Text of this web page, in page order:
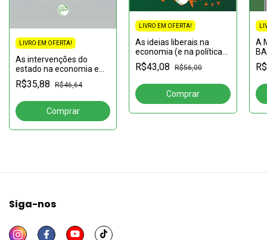
LIVRO EM OFERTA!
As intervenções do
estado na economia em
tempos de crise: o
aumento do IPI à luz do
internacional
R$35,88 R$46,64
LIVRO EM OFERTA!
As ideias liberais na
economia (e na política):
sínteses de grandes
obras
R$43,08 R$56,00
A
Siga-nos